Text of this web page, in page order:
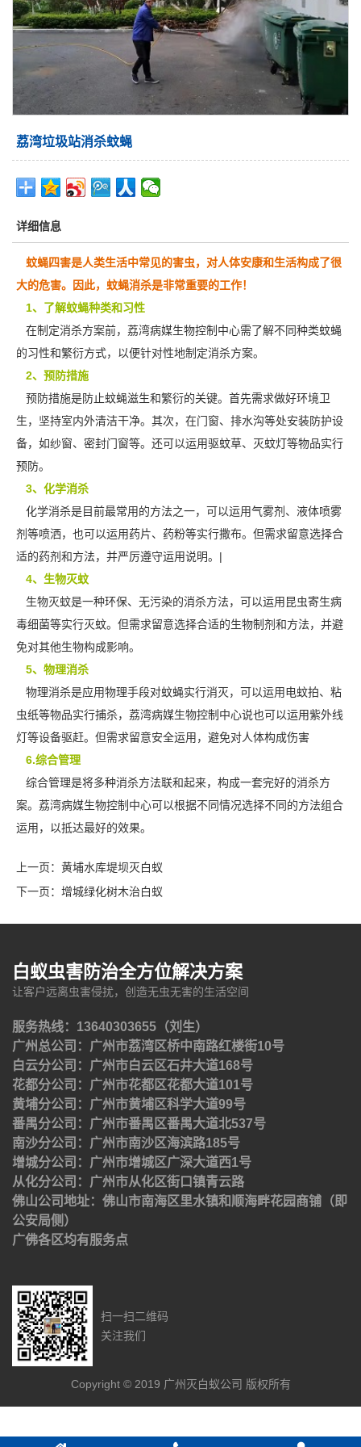
荔湾垃圾站消杀蚊蝇
详细信息
蚊蝇四害是人类生活中常见的害虫，对人体安康和生活构成了很
大的危害。因此，蚊蝇消杀是非常重要的工作！
1、了解蚊蝇种类和习性
在制定消杀方案前， 荔湾病媒生物控制中心需了解不同种类蚊蝇
的习性和繁衍方式，以便针对性地制定消杀方案。
2、预防措施
预防措施是防止蚊蝇滋生和繁衍的关键。首先需求做好环境卫
生，坚持室内外清洁干净。其次，在门窗、排水沟等处安装防护设
备，如纱窗、密封门窗等。还可以运用驱蚊草、灭蚊灯等物品实行
预防。
3、化学消杀
化学消杀是目前最常用的方法之一，可以运用气雾剂、液体喷雾
剂等喷洒，也可以运用药片、药粉等实行撒布。但需求留意选择合
适的药剂和方法，并严厉遵守运用说明。|
4、生物灭蚊
生物灭蚊是一种环保、无污染的消杀方法，可以运用昆虫寄生病
毒细菌等实行灭蚊。但需求留意选择合适的生物制剂和方法，并避
免对其他生物构成影响。
5、物理消杀
物理消杀是应用物理手段对蚊蝇实行消灭，可以运用电蚊拍、粘
虫纸等物品实行捕杀，荔湾病媒生物控制中心说也可以运用紫外线
灯等设备驱赶。但需求留意安全运用，避免对人体构成伤害
6.综合管理
综合管理是将多种消杀方法联和起来，构成一套完好的消杀方
案。荔湾病媒生物控制中心可以根据不同情况选择不同的方法组合
运用，以抵达最好的效果。
上一页： 黄埔水库堤坝灭白蚁
下一页： 增城绿化树木治白蚁
白蚁虫害防治全方位解决方案
让客户远离虫害侵扰，创造无虫无害的生活空间
服务热线：13640303655（刘生）
广州总公司：广州市荔湾区桥中南路红楼街10号
白云分公司：广州市白云区石井大道168号
花都分公司：广州市花都区花都大道101号
黄埔分公司：广州市黄埔区科学大道99号
番禺分公司：广州市番禺区番禺大道北537号
南沙分公司：广州市南沙区海滨路185号
增城分公司：广州市增城区广深大道西1号
从化分公司：广州市从化区街口镇青云路
佛山公司地址：佛山市南海区里水镇和顺海畔花园商铺（即
公安局侧）
广佛各区均有服务点
扫一扫二维码
关注我们
Copyright © 2019 广州灭白蚁公司 版权所有